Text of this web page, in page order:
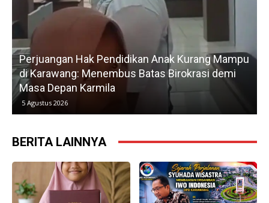
Gerak Cepat H. Karsim Tindaklanjuti Keluhan
Petani, Normalisasi Irigasi Langsung Dimulai Hari
Kedua
5 Agustus 2026
BERITA LAINNYA